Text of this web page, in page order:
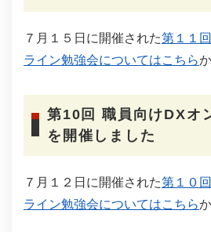
７月１５日に開催された第１１
ライン勉強会についてはこちら
第10回 職員向けDXオ
を開催しました
７月１２日に開催された第１０
ライン勉強会についてはこちら